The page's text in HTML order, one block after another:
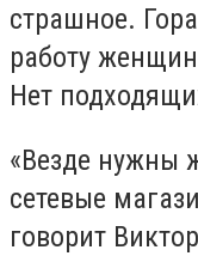
страшное.
работу
Нет
«Везде нужны
сетевые
говорит